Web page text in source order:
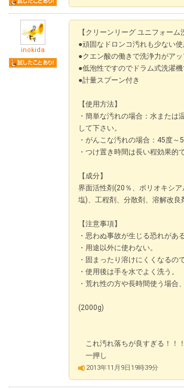
inokida
【クリーンリーグ ユニフォー
●頑固なドロンコ汚れも少ない
●クエン酸の働きで洗浄力がア
●低泡性ですのでドラム式洗濯
●計量スプーン付き
【使用方法】
・簡単な汚れの場合：水また
して下さい。
・がんこな汚れの場合：45度
・つけ置き時間は長い程効果的で
【成分】
界面活性剤(20％、ポリオキシ
塩)、工程剤、分散剤、溶解改
【注意事項】
・思わぬ事故が生じる恐れがあ
・用途以外に使わない。
・固まったり溶けにくくなるの
・使用後は手を水でよく洗う。
・荒れ性の方や長時間使う場合
(2000g)
これ汚れ落ちが良すぎる！！！
一押し
2013年11月9日19時39分